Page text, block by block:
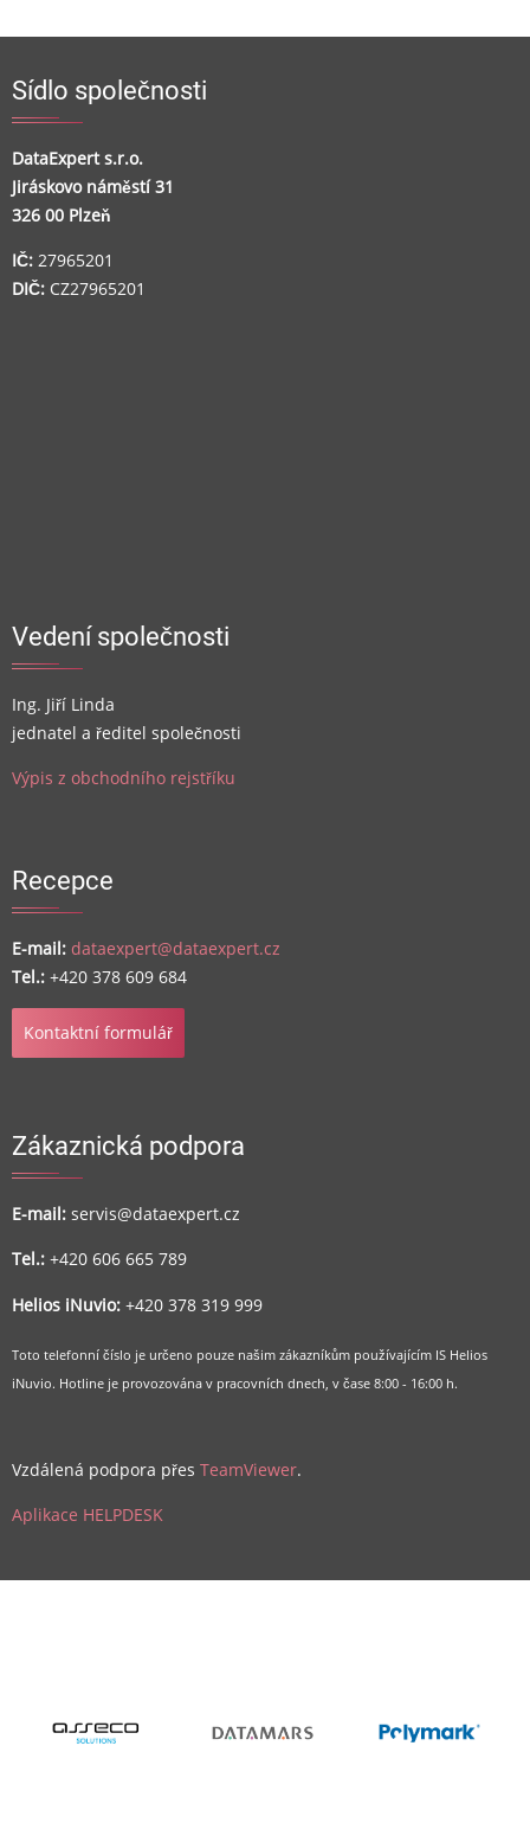
Sídlo společnosti
DataExpert s.r.o.
Jiráskovo náměstí 31
326 00 Plzeň
IČ: 27965201
DIČ: CZ27965201
Vedení společnosti
Ing. Jiří Linda
jednatel a ředitel společnosti
Výpis z obchodního rejstříku
Recepce
E-mail: dataexpert@dataexpert.cz
Tel.: +420 378 609 684
Kontaktní formulář
Zákaznická podpora
E-mail: servis@dataexpert.cz
Tel.: +420 606 665 789
Helios iNuvio: +420 378 319 999
Toto telefonní číslo je určeno pouze našim zákazníkům používajícím IS Helios
iNuvio. Hotline je provozována v pracovních dnech, v čase 8:00 - 16:00 h.
Vzdálená podpora přes TeamViewer.
Aplikace HELPDESK